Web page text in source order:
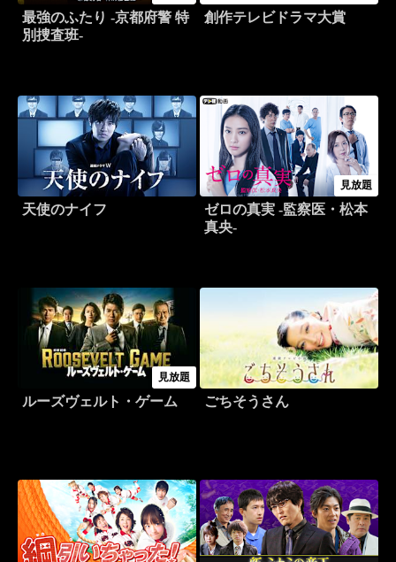
最強のふたり -京都府警 特
別捜査班-
創作テレビドラマ大賞
天使のナイフ
見放題
ゼロの真実 -監察医・松本
真央-
見放題
ルーズヴェルト・ゲーム ごちそうさん